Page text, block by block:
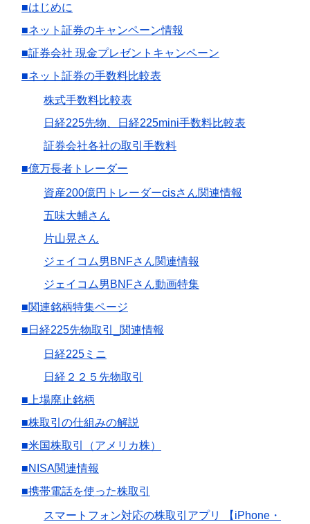
■はじめに
■ネット証券のキャンペーン情報
■証券会社 現金プレゼントキャンペーン
■ネット証券の手数料比較表
株式手数料比較表
日経225先物、日経225mini手数料比較表
証券会社各社の取引手数料
■億万長者トレーダー
資産200億円トレーダーcisさん関連情報
五味大輔さん
片山晃さん
ジェイコム男BNFさん関連情報
ジェイコム男BNFさん動画特集
■関連銘柄特集ページ
■日経225先物取引_関連情報
日経225ミニ
日経２２５先物取引
■上場廃止銘柄
■株取引の仕組みの解説
■米国株取引（アメリカ株）
■NISA関連情報
■携帯電話を使った株取引
スマートフォン対応の株取引アプリ 【iPhone・